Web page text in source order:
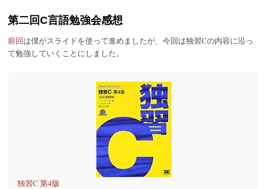
第二回C言語勉強会感想
前回は僕がスライドを使って進めましたが、今回は独習Cの内容に沿っ
て勉強していくことにしました。
独習C 第4版